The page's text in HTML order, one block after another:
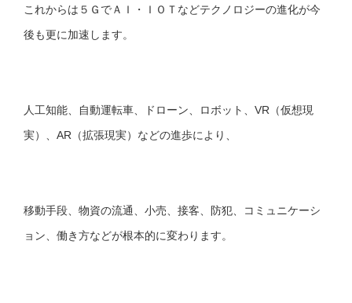
これからは５ＧでＡＩ・ＩＯＴなどテクノロジーの進化が今
後も更に加速します。
人工知能、自動運転車、ドローン、ロボット、VR（仮想現
実）、AR（拡張現実）などの進歩により、
移動手段、物資の流通、小売、接客、防犯、コミュニケーシ
ョン、働き方などが根本的に変わります。